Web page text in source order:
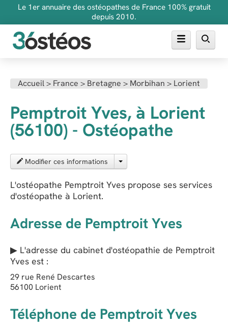
Le 1er annuaire des ostéopathes de France 100% gratuit
depuis 2010.
Inscrire son cabinet
Accueil> France > Bretagne > Morbihan > Lorient
Pemptroit Yves, à Lorient
(56100) - Ostéopathe
Modifier ces informations
L'ostéopathe Pemptroit Yves propose ses services
d'ostéopathe à Lorient.
Adresse de Pemptroit Yves
▶ L'adresse du cabinet d'ostéopathie de Pemptroit
Yves est :
29 rue René Descartes
56100 Lorient
Téléphone de Pemptroit Yves